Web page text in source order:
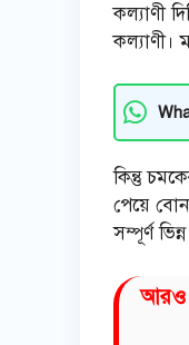
কল্যাণী
কল্যাণী।
কিন্তু
পেয়ে
সম্পূর্ণ
আরও